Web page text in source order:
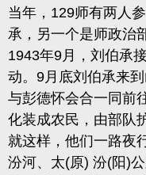
当年，129师有两人
承，另一个是师政治
1943年9月，刘伯承
动。9月底刘伯承来
与彭德怀会合一同前
化装成农民，由部队
就这样，他们一路夜
汾河、太(原) 汾(阳)